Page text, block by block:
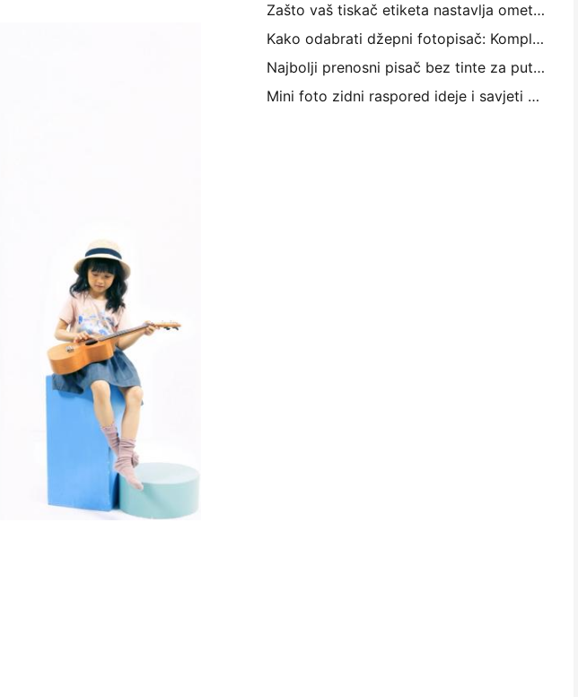
Zašto vaš tiskač etiketa nastavlja ometati?
Kako odabrati džepni fotopisač: Kompletni vodič za korisnike dnevnika, putovanja i iPhone-a
Najbolji prenosni pisač bez tinte za putovanje, školu i mobilni rad: Hanin MT620 Pro Pregled
Mini foto zidni raspored ideje i savjeti za spavaću sobu i spavaonicu ukras